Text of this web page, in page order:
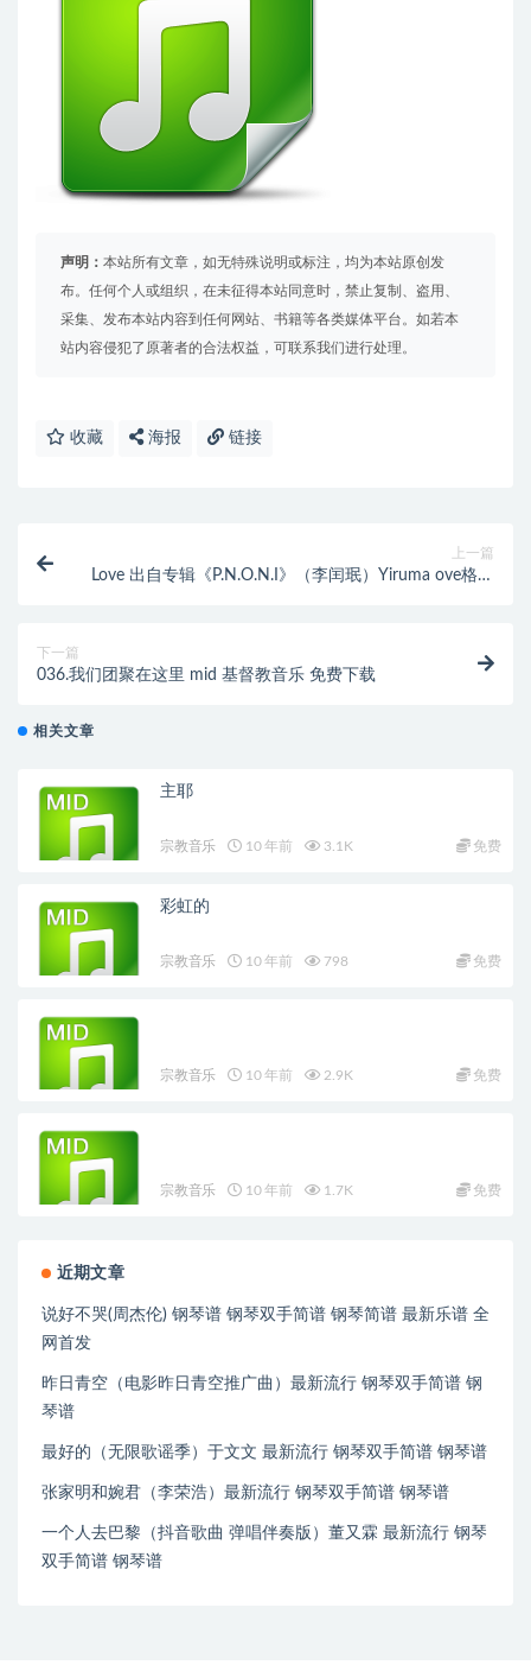
声明： 本站所有文章，如无特殊说明或标注，均为本站原创发
布。任何个人或组织，在未征得本站同意时，禁止复制、盗用、
采集、发布本站内容到任何网站、书籍等各类媒体平台。如若本
站内容侵犯了原著者的合法权益，可联系我们进行处理。
收藏 海报 链接
上一篇
Love 出自专辑《P.N.O.N.I》（李闰珉）Yiruma ove格式
下一篇
036.我们团聚在这里 mid 基督教音乐 免费下载
相关文章
主耶
宗教音乐 10 年前 3.1K 免费
彩虹的
宗教音乐 10 年前 798 免费
宗教音乐 10 年前 2.9K 免费
宗教音乐 10 年前 1.7K 免费
近期文章
说好不哭(周杰伦) 钢琴谱 钢琴双手简谱 钢琴简谱 最新乐谱 全
网首发
昨日青空（电影昨日青空推广曲）最新流行 钢琴双手简谱 钢
琴谱
最好的（无限歌谣季）于文文 最新流行 钢琴双手简谱 钢琴谱
张家明和婉君（李荣浩）最新流行 钢琴双手简谱 钢琴谱
一个人去巴黎（抖音歌曲 弹唱伴奏版）董又霖 最新流行 钢琴
双手简谱 钢琴谱